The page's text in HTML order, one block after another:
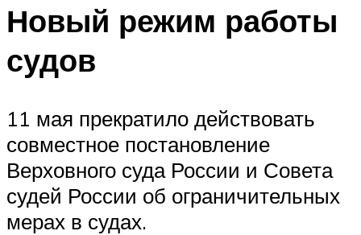
Новый режим работы
судов
11 мая прекратило действовать
совместное постановление
Верховного суда России и Совета
судей России об ограничительных
мерах в судах.